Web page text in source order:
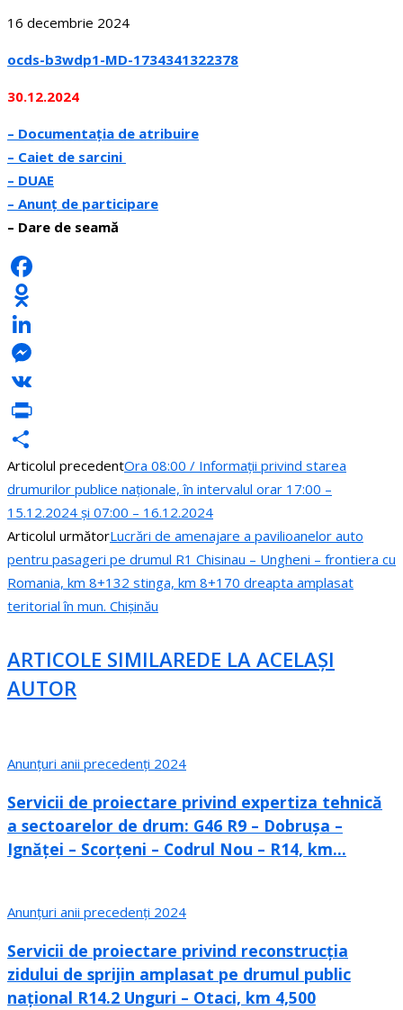
16 decembrie 2024
ocds-b3wdp1-MD-1734341322378
30.12.2024
– Documentația de atribuire
– Caiet de sarcini
– DUAE
– Anunț de participare
– Dare de seamă
Facebook
Odnoklassniki
LinkedIn
Messenger
VK
PrintFriendly
Partajează
Articolul precedentOra 08:00 / Informații privind starea
drumurilor publice naționale, în intervalul orar 17:00 –
15.12.2024 și 07:00 – 16.12.2024
Articolul următorLucrări de amenajare a pavilioanelor auto
pentru pasageri pe drumul R1 Chisinau – Ungheni – frontiera cu
Romania, km 8+132 stinga, km 8+170 dreapta amplasat
teritorial în mun. Chișinău
ARTICOLE SIMILAREDE LA ACELAȘI
AUTOR
Anunțuri anii precedenți 2024
Servicii de proiectare privind expertiza tehnică
a sectoarelor de drum: G46 R9 – Dobrușa –
Ignăței – Scorțeni – Codrul Nou – R14, km...
Anunțuri anii precedenți 2024
Servicii de proiectare privind reconstrucția
zidului de sprijin amplasat pe drumul public
național R14.2 Unguri – Otaci, km 4,500